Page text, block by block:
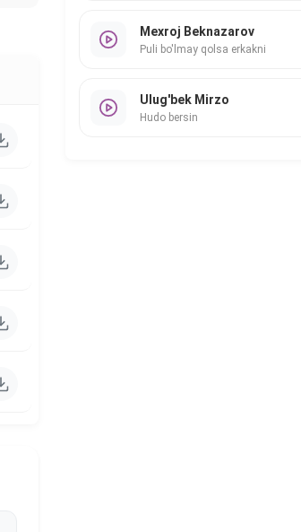
Mexroj Beknazarov
Puli bo'lmay qolsa erkakni
Ulug'bek Mirzo
Hudo bersin